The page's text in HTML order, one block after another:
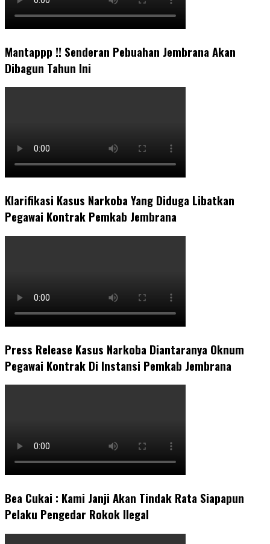
Mantappp !! Senderan Pebuahan Jembrana Akan
Dibagun Tahun Ini
Klarifikasi Kasus Narkoba Yang Diduga Libatkan
Pegawai Kontrak Pemkab Jembrana
Press Release Kasus Narkoba Diantaranya Oknum
Pegawai Kontrak Di Instansi Pemkab Jembrana
Bea Cukai : Kami Janji Akan Tindak Rata Siapapun
Pelaku Pengedar Rokok Ilegal